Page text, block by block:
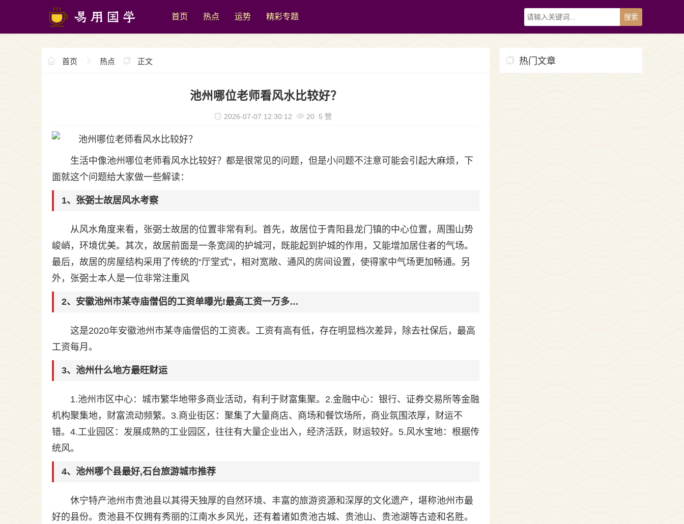
首页 热点 运势 精彩专题
首页 热点 正文
池州哪位老师看风水比较好？
2026-07-07 12:30:12 20 5 赞
生活中像池州哪位老师看风水比较好？都是很常见的问题，但是小问题不注意可能会引起大麻烦，下
面就这个问题给大家做一些解读：
1、张弼士故居风水考察
从风水角度来看，张弼士故居的位置非常有利。首先，故居位于青阳县龙门镇的中心位置，周围山势
峻峭，环境优美。其次，故居前面是一条宽阔的护城河，既能起到护城的作用，又能增加居住者的气场。
最后，故居的房屋结构采用了传统的“厅堂式”，相对宽敞、通风的房间设置，使得家中气场更加畅通。另
外，张弼士本人是一位非常注重风
2、安徽池州市某寺庙僧侣的工资单曝光!最高工资一万多…
这是2020年安徽池州市某寺庙僧侣的工资表。工资有高有低，存在明显档次差异，除去社保后，最高
工资每月。
3、池州什么地方最旺财运
1.池州市区中心：城市繁华地带多商业活动，有利于财富集聚。2.金融中心：银行、证券交易所等金融
机构聚集地，财富流动频繁。3.商业街区：聚集了大量商店、商场和餐饮场所，商业氛围浓厚，财运不
错。4.工业园区：发展成熟的工业园区，往往有大量企业出入，经济活跃，财运较好。5.风水宝地：根据传
统风。
4、池州哪个县最好,石台旅游城市推荐
休宁特产池州市贵池县以其得天独厚的自然环境、丰富的旅游资源和深厚的文化遗产，堪称池州市最
好的县份。贵池县不仅拥有秀丽的江南水乡风光，还有着诸如贵池古城、贵池山、贵池湖等古迹和名胜。
热门文章